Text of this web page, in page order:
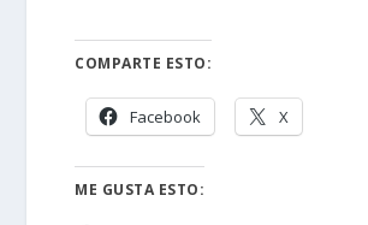
COMPARTE ESTO:
Facebook X
ME GUSTA ESTO: